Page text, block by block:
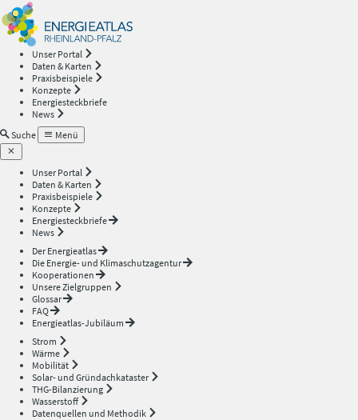
Unser Portal
Daten & Karten
Praxisbeispiele
Konzepte
Energiesteckbriefe
News
Suche
Menü
Unser Portal
Daten & Karten
Praxisbeispiele
Konzepte
Energiesteckbriefe
News
Der Energieatlas
Die Energie- und Klimaschutzagentur
Kooperationen
Unsere Zielgruppen
Glossar
FAQ
Energieatlas-Jubiläum
Strom
Wärme
Mobilität
Solar- und Gründachkataster
THG-Bilanzierung
Wasserstoff
Datenquellen und Methodik